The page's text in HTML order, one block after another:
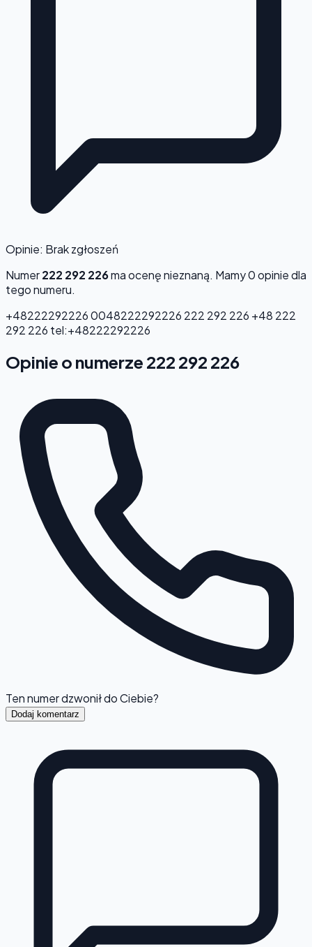
Opinie: Brak zgłoszeń
Numer222 292 226ma ocenęnieznaną. Mamy 0 opinie dla
tego numeru.
+482222922260048222292226 222 292 226 +48 222
292 226 tel:+48222292226
Opinie o numerze 222 292 226
Ten numer dzwonił do Ciebie?
Dodaj komentarz